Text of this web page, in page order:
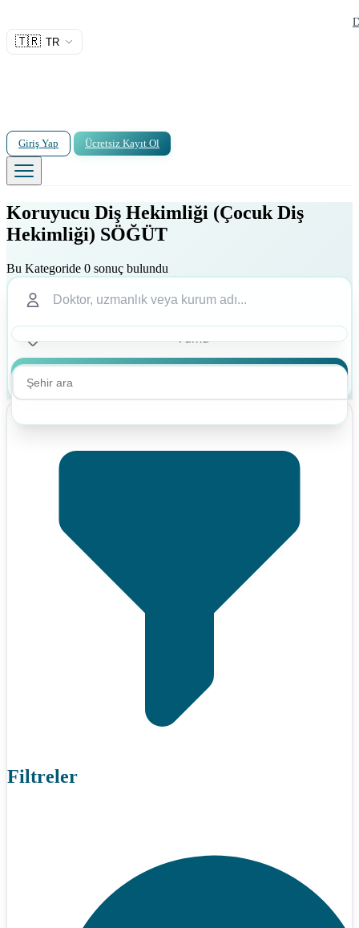
🇹🇷 TR
Giriş Yap Ücretsiz Kayıt Ol
Koruyucu Diş Hekimliği (Çocuk Diş
Hekimliği) SÖĞÜT
Bu Kategoride 0 sonuç bulundu
Filtreler